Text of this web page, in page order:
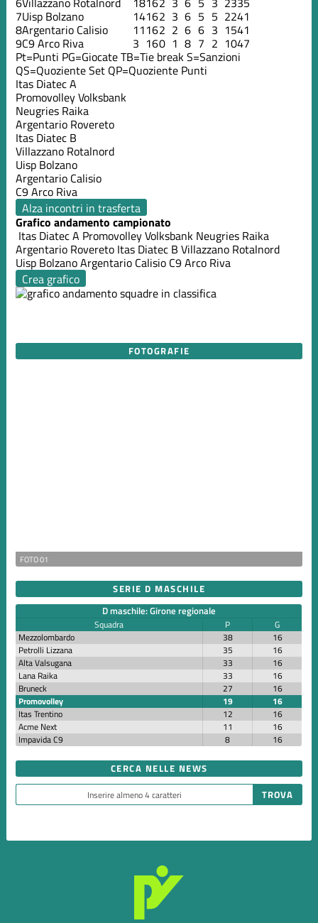
7Uisp Bolzano 14162 3 6 5 5 2241
8Argentario Calisio 11162 2 6 6 3 1541
9C9 Arco Riva 3 160 1 8 7 2 1047
Pt=Punti PG=GiocateTB=Tie breakS=Sanzioni
QS=Quoziente Set QP=Quoziente Punti
Itas Diatec A
Promovolley Volksbank
Neugries Raika
Argentario Rovereto
Itas Diatec B
Villazzano Rotalnord
Uisp Bolzano
Argentario Calisio
C9 Arco Riva
Alza incontri in trasferta
Grafico andamento campionato
Itas Diatec A Promovolley Volksbank Neugries Raika
Argentario Rovereto Itas Diatec B Villazzano Rotalnord
Uisp BolzanoArgentario Calisio C9 Arco Riva
Crea grafico
FOTOGRAFIE
FOTO 01
SERIE D MASCHILE
D maschile: Girone regionale
Squadra P
G
Mezzolombardo
38
16
Petrolli Lizzana
35
16
Alta Valsugana
33
16
Lana Raika
33
16
Bruneck
27
16
Promovolley
19
16
Itas Trentino
12
16
Acme Next
11
16
Impavida C9
8 16
CERCA NELLE NEWS